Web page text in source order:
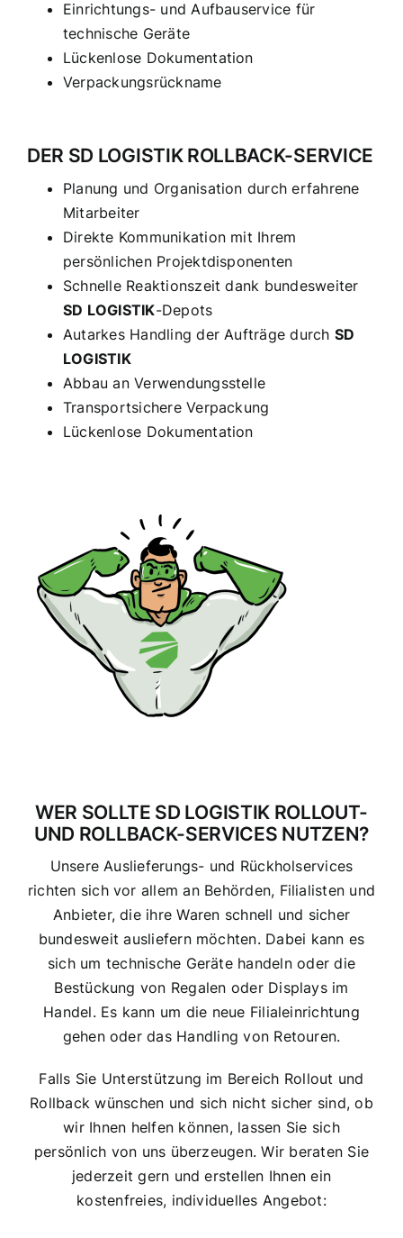
Einrichtungs- und Aufbauservice für
technische Geräte
Lückenlose Dokumentation
Verpackungsrückname
DER SD LOGISTIK ROLLBACK-SERVICE
Planung und Organisation durch erfahrene
Mitarbeiter
Direkte Kommunikation mit Ihrem
persönlichen Projektdisponenten
Schnelle Reaktionszeit dank bundesweiter
SD LOGISTIK-Depots
Autarkes Handling der Aufträge durch SD
LOGISTIK
Abbau an Verwendungsstelle
Transportsichere Verpackung
Lückenlose Dokumentation
WER SOLLTE SD LOGISTIK ROLLOUT-
UND ROLLBACK-SERVICES NUTZEN?
Unsere Auslieferungs- und Rückholservices
richten sich vor allem an Behörden, Filialisten und
Anbieter, die ihre Waren schnell und sicher
bundesweit ausliefern möchten. Dabei kann es
sich um technische Geräte handeln oder die
Bestückung von Regalen oder Displays im
Handel. Es kann um die neue Filialeinrichtung
gehen oder das Handling von Retouren.
Falls Sie Unterstützung im Bereich Rollout und
Rollback wünschen und sich nicht sicher sind, ob
wir Ihnen helfen können, lassen Sie sich
persönlich von uns überzeugen. Wir beraten Sie
jederzeit gern und erstellen Ihnen ein
kostenfreies, individuelles Angebot: